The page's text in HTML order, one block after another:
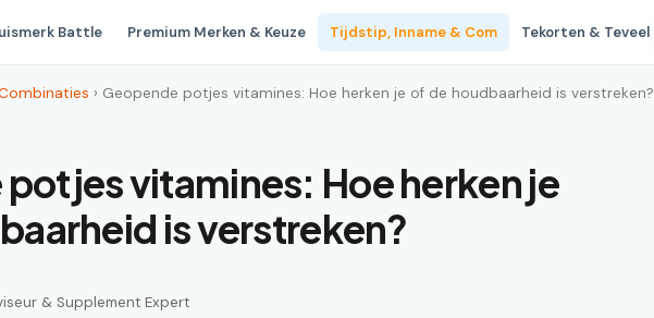
Battle Premium Merken & Keuze Tijdstip, Inname & Com Tekorten & Teveel
› Geopende potjes vitamines: Hoe herken je of de houdbaarheid is verstreken?
vitamines: Hoe herken je
is verstreken?
& Supplement Expert